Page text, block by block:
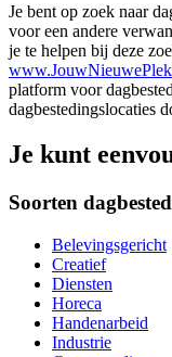
Je bent op zoek naar
voor een andere
je te helpen bij deze
platform voor
dagbestedingslocaties
Je kunt
Soorten
Belevingsgericht
Creatief
Diensten
Horeca
Handenarbeid
Industrie